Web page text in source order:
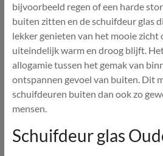
bijvoorbeeld regen of een harde
buiten zitten en de schuifdeur glas
lekker genieten van het mooie zicht
uiteindelijk warm en droog blijft.
allogamie tussen het gemak van
ontspannen gevoel van buiten. Dit
schuifdeuren buiten dan ook zo
mensen.
Schuifdeur glas